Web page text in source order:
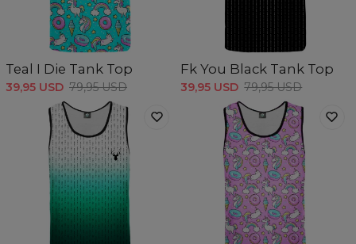
Teal I Die Tank Top
39,95 USD 79,95 USD
Fk You Black Tank Top
39,95 USD 79,95 USD